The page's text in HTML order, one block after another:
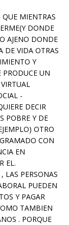
MIENTRAS
DONDE
AJENO DONDE
DE VIDA OTRAS
Y
PRODUCE UN
-
DECIR
POBRE Y DE
OTRO
CON
EN
EL.
LAS PERSONAS
PUEDEN
Y PAGAR
TAMBIEN
. PORQUE